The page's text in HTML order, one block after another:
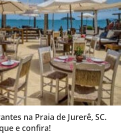
na Praia de Jurerê, SC.
e confira!